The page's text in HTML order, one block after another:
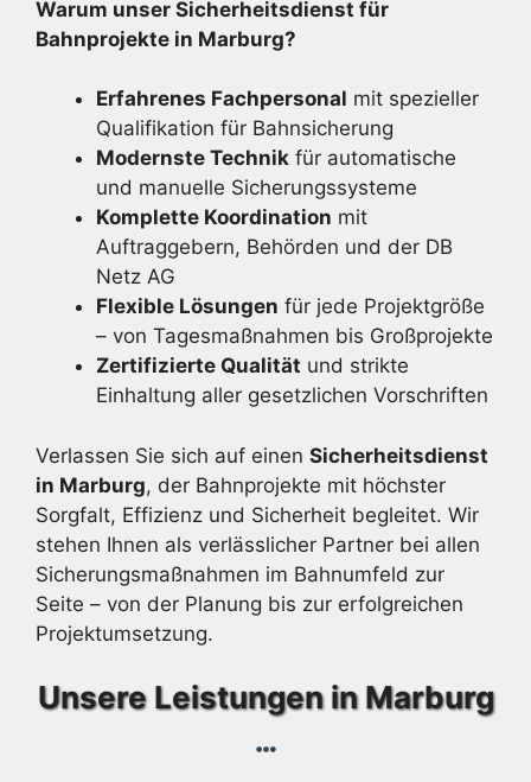
Warum unser Sicherheitsdienst für
Bahnprojekte in Marburg?
Erfahrenes Fachpersonal mit spezieller
Qualifikation für Bahnsicherung
Modernste Technik für automatische
und manuelle Sicherungssysteme
Komplette Koordination mit
Auftraggebern, Behörden und der DB
Netz AG
Flexible Lösungen für jede Projektgröße
– von Tagesmaßnahmen bis Großprojekte
Zertifizierte Qualität und strikte
Einhaltung aller gesetzlichen Vorschriften
Verlassen Sie sich auf einen Sicherheitsdienst
in Marburg, der Bahnprojekte mit höchster
Sorgfalt, Effizienz und Sicherheit begleitet. Wir
stehen Ihnen als verlässlicher Partner bei allen
Sicherungsmaßnahmen im Bahnumfeld zur
Seite – von der Planung bis zur erfolgreichen
Projektumsetzung.
Unsere Leistungen in Marburg